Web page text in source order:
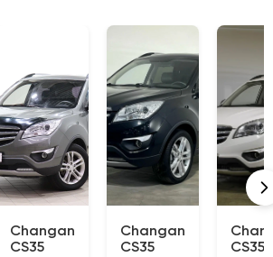
Changan
CS35
Changan
CS35
CS35